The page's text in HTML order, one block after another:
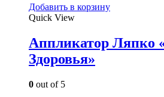
Добавить в корзину
Quick View
Аппликатор Ляпко
Здоровья»
0 out of 5